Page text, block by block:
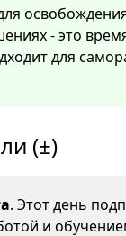
- это
для
(±)
. Этот день
и